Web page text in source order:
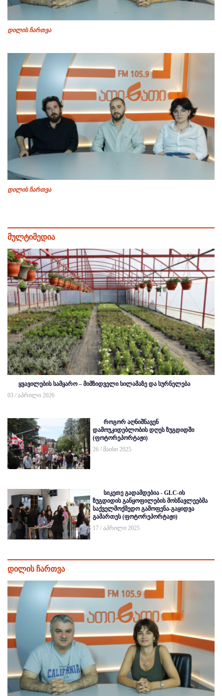
დილის ჩართვა
დილის ჩართვა
მულტიმედია
ყვავილების სამყარო – მიმზიდველი სილამაზე და სურნელება
03 / აპრილი 2026
როგორ აღნიშნავენ
დამოუკიდებლობის დღეს ზუგდიდში
(ფოტორეპორტაჟი)
26 / მაისი 2025
სიკეთე გადამდებია - GLC-ის
ზუგდიდის განყოფილების მოსწავლეებმა
საქველმოქმედო გამოფენა-გაყიდვა
გამართეს (ფოტორეპორტაჟი)
17 / აპრილი 2025
დილის ჩართვა